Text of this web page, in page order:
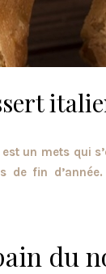
un mets qui
de fin
du